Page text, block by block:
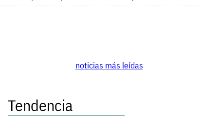
noticias más leídas
Tendencia